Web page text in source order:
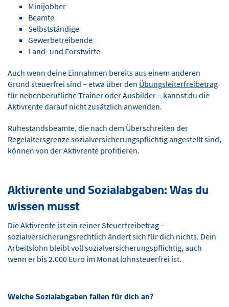
Minijobber
Beamte
Selbstständige
Gewerbetreibende
Land- und Forstwirte
Auch wenn deine Einnahmen bereits aus einem anderen
Grund steuerfrei sind – etwa über den Übungsleiterfreibetrag
für nebenberufliche Trainer oder Ausbilder – kannst du die
Aktivrente darauf nicht zusätzlich anwenden.
Ruhestandsbeamte, die nach dem Überschreiten der
Regelaltersgrenze sozialversicherungspflichtig angestellt sind,
können von der Aktivrente profitieren.
Aktivrente und Sozialabgaben: Was du
wissen musst
Die Aktivrente ist ein reiner Steuerfreibetrag –
sozialversicherungsrechtlich ändert sich für dich nichts. Dein
Arbeitslohn bleibt voll sozialversicherungspflichtig, auch
wenn er bis 2.000 Euro im Monat lohnsteuerfrei ist.
Welche Sozialabgaben fallen für dich an?